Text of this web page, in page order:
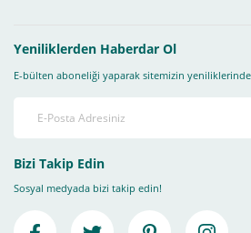
Yeniliklerden Haberdar Ol
E-bülten aboneliği yaparak sitemizin
Bizi Takip Edin
Sosyal medyada bizi takip edin!